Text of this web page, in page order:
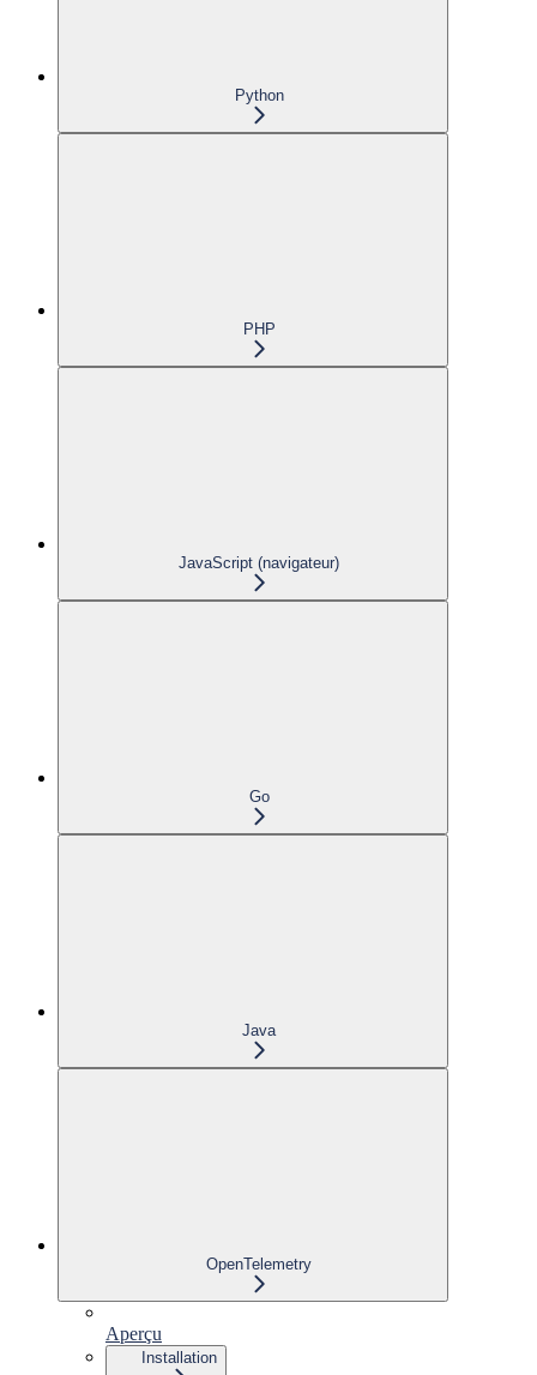
Python
PHP
JavaScript (navigateur)
Go
Java
OpenTelemetry
Aperçu
Installation